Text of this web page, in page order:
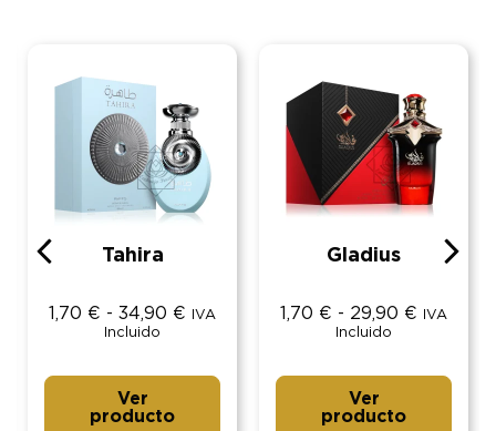
Tahira
1,70 € - 34,90 €
IVA
Incluido
Ver
producto
Gladius
1,70 € - 29,90 €
IVA
Incluido
Ver
producto